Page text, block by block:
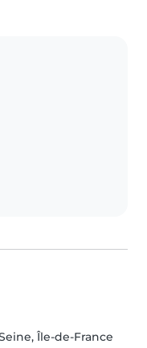
Île-de-France